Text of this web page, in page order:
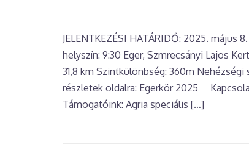
JELENTKEZÉSI HATÁRIDŐ: 2025.
helyszín: 9:30 Eger, Szmrecsányi Lajos
31,8 km Szintkülönbség: 360m
részletek oldalra: Egerkör 2025
Támogatóink: Agria speciális […]